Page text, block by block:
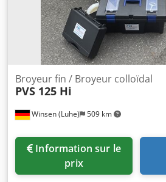
Winsen (Luhe) 509 km
Broyeur fin / Broyeur colloïdal
PVS 125 Hi
prix